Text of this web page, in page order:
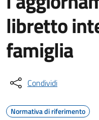
libretto
famiglia
Condividi
Normativa di riferimento